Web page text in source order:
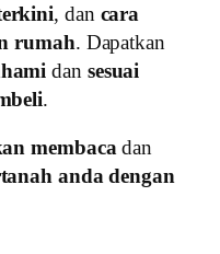
, dan cara
rumah. Dapatkan
dan sesuai
.
membacadan
anda dengan